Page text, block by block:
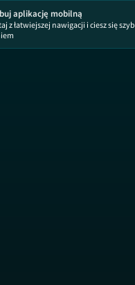
aplikację mobilną
z łatwiejszej nawigacji i ciesz się